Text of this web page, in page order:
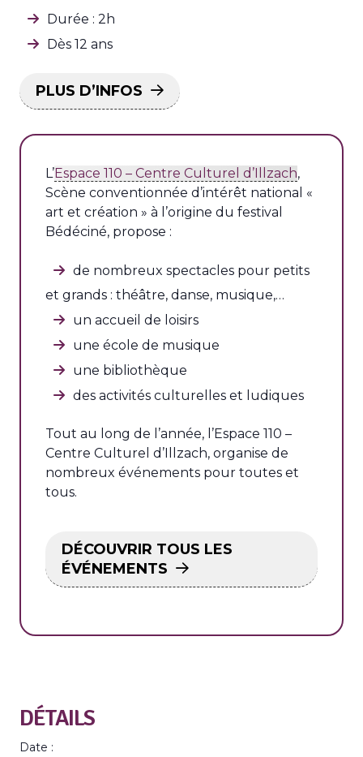
Durée : 2h
Dès 12 ans
PLUS D’INFOS
L’Espace 110 – Centre Culturel d’Illzach,
Scène conventionnée d’intérêt national «
art et création » à l’origine du festival
Bédéciné, propose :
de nombreux spectacles pour petits
et grands : théâtre, danse, musique,…
un accueil de loisirs
une école de musique
une bibliothèque
des activités culturelles et ludiques
Tout au long de l’année, l’Espace 110 –
Centre Culturel d’Illzach, organise de
nombreux événements pour toutes et
tous.
DÉCOUVRIR TOUS LES
ÉVÉNEMENTS
DÉTAILS
Date :